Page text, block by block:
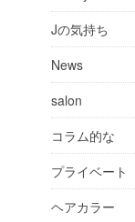
Jの気持ち
News
salon
コラム的な
プライベート
ヘアカラー